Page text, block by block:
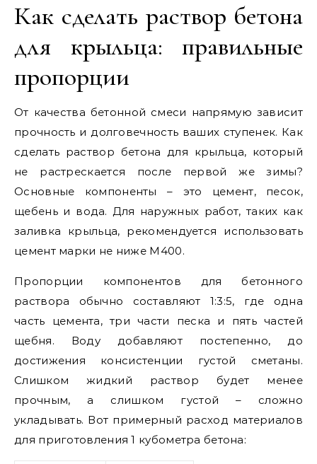
Как сделать раствор бетона
для крыльца: правильные
пропорции
От качества бетонной смеси напрямую зависит
прочность и долговечность ваших ступенек. Как
сделать раствор бетона для крыльца, который
не растрескается после первой же зимы?
Основные компоненты – это цемент, песок,
щебень и вода. Для наружных работ, таких как
заливка крыльца, рекомендуется использовать
цемент марки не ниже М400.
Пропорции компонентов для бетонного
раствора обычно составляют 1:3:5, где одна
часть цемента, три части песка и пять частей
щебня. Воду добавляют постепенно, до
достижения консистенции густой сметаны.
Слишком жидкий раствор будет менее
прочным, а слишком густой – сложно
укладывать. Вот примерный расход материалов
для приготовления 1 кубометра бетона: